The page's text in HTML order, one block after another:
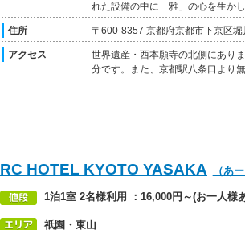
れた設備の中に「雅」の心を生か
住所 〒600-8357 京都府京都市下京区堀
アクセス
世界遺産・西本願寺の北側にあり
分です。また、京都駅八条口より
RC HOTEL KYOTO YASAKA （あ
1泊1室 2名様利用 ：16,000円～(お一人様
祇園・東山